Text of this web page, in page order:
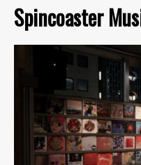
Spincoaster